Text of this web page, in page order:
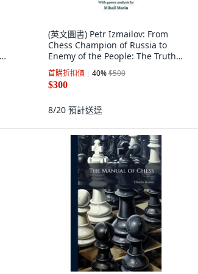
(英文圖書) Petr Izmailov: From
Chess Champion of Russia to
Enemy of the People: The Truth
About My Father 平裝版, Limited
Liability Company E..., 英文
首購折扣價 40%$500
$300
8/20 預計送達